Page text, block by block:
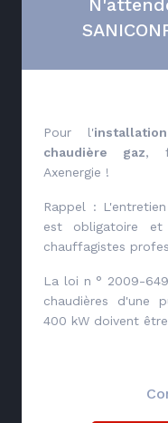
Pour l'installation
chaudière gaz,
Axenergie !
Rappel :
est obligatoire
chauffagistes
La loi n ° 2009-
chaudières d'une
400 kW doivent